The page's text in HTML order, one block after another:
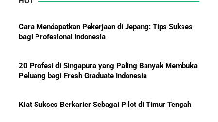
Mengapa Orang Kaya Justru Menambah Aset Saat
Cara Mendapatkan Pekerjaan di Jepang: Tips Sukses
bagi Profesional Indonesia
20 Profesi di Singapura yang Paling Banyak Membuka
Peluang bagi Fresh Graduate Indonesia
Kiat Sukses Berkarier Sebagai Pilot di Timur Tengah